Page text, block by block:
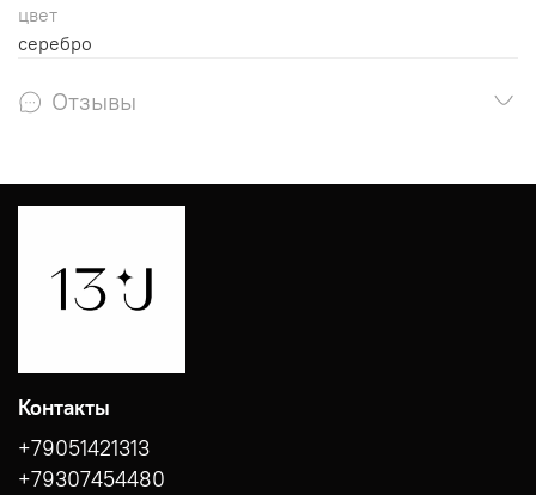
цвет
серебро
Отзывы
Контакты
+79051421313
+79307454480